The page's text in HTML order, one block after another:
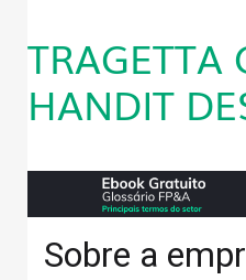
TRAGETTA
HANDIT
Sobre a